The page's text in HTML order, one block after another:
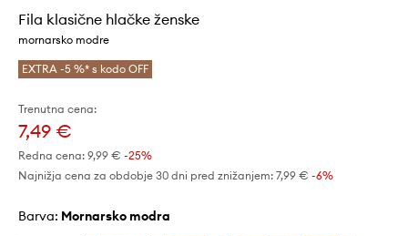
Fila klasične hlačke ženske
mornarsko modre
EXTRA -5 %* s kodo OFF
Trenutna cena:
7,49 €
Redna cena: 9,99 € -25%
Najnižja cena za obdobje 30 dni pred znižanjem: 7,99 € -6%
Barva: mornarsko modra